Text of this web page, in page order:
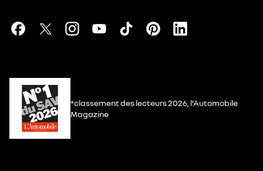
*classement des lecteurs 2026, l’Automobile
Magazine